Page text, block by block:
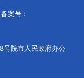
案号：
号院市人民政府办公